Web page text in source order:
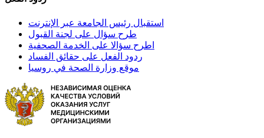
استقبال رئيس الجامعة عبر الإنترنت
طرح سؤال على لجنة القبول
اطرح سؤالا على الخدمة الصحفية
ردود الفعل على حقائق الفساد
موقع وزارة الصحة في روسيا